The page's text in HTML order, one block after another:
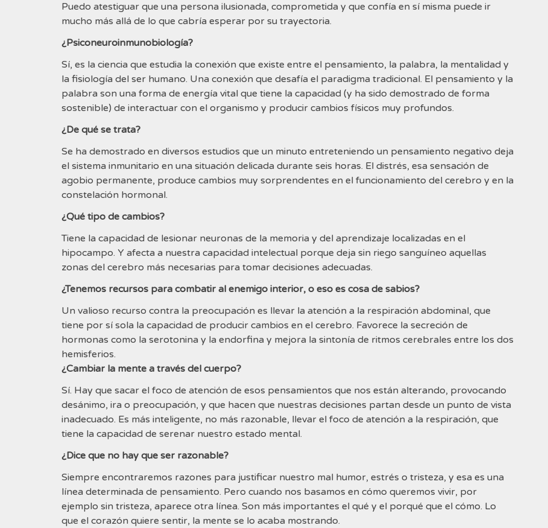
Puedo atestiguar que una persona ilusionada, comprometida y que confía en sí misma puede ir
mucho más allá de lo que cabría esperar por su trayectoria.
¿Psiconeuroinmunobiología?
Sí, es la ciencia que estudia la conexión que existe entre el pensamiento, la palabra, la mentalidad y
la fisiología del ser humano. Una conexión que desafía el paradigma tradicional. El pensamiento y la
palabra son una forma de energía vital que tiene la capacidad (y ha sido demostrado de forma
sostenible) de interactuar con el organismo y producir cambios físicos muy profundos.
¿De qué se trata?
Se ha demostrado en diversos estudios que un minuto entreteniendo un pensamiento negativo deja
el sistema inmunitario en una situación delicada durante seis horas. El distrés, esa sensación de
agobio permanente, produce cambios muy sorprendentes en el funcionamiento del cerebro y en la
constelación hormonal.
¿Qué tipo de cambios?
Tiene la capacidad de lesionar neuronas de la memoria y del aprendizaje localizadas en el
hipocampo. Y afecta a nuestra capacidad intelectual porque deja sin riego sanguíneo aquellas
zonas del cerebro más necesarias para tomar decisiones adecuadas.
¿Tenemos recursos para combatir al enemigo interior, o eso es cosa de sabios?
Un valioso recurso contra la preocupación es llevar la atención a la respiración abdominal, que
tiene por sí sola la capacidad de producir cambios en el cerebro. Favorece la secreción de
hormonas como la serotonina y la endorfina y mejora la sintonía de ritmos cerebrales entre los dos
hemisferios.
¿Cambiar la mente a través del cuerpo?
Sí. Hay que sacar el foco de atención de esos pensamientos que nos están alterando, provocando
desánimo, ira o preocupación, y que hacen que nuestras decisiones partan desde un punto de vista
inadecuado. Es más inteligente, no más razonable, llevar el foco de atención a la respiración, que
tiene la capacidad de serenar nuestro estado mental.
¿Dice que no hay que ser razonable?
Siempre encontraremos razones para justificar nuestro mal humor, estrés o tristeza, y esa es una
línea determinada de pensamiento. Pero cuando nos basamos en cómo queremos vivir, por
ejemplo sin tristeza, aparece otra línea. Son más importantes el qué y el porqué que el cómo. Lo
que el corazón quiere sentir, la mente se lo acaba mostrando.